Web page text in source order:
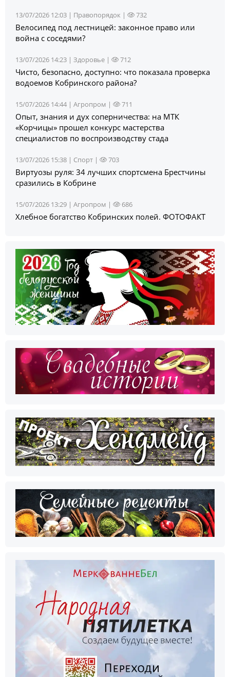
13/07/2026 12:03 | Правопорядок | 732
Велосипед под лестницей: законное право или
война с соседями?
13/07/2026 14:23 | Здоровье | 712
Чисто, безопасно, доступно: что показала проверка
водоемов Кобринского района?
15/07/2026 14:44 | Агропром | 711
Опыт, знания и дух соперничества: на МТК
«Корчицы» прошел конкурс мастерства
специалистов по воспроизводству стада
13/07/2026 15:38 | Спорт | 703
Виртуозы руля: 34 лучших спортсмена Брестчины
сразились в Кобрине
15/07/2026 13:29 | Агропром | 686
Хлебное богатство Кобринских полей. ФОТОФАКТ